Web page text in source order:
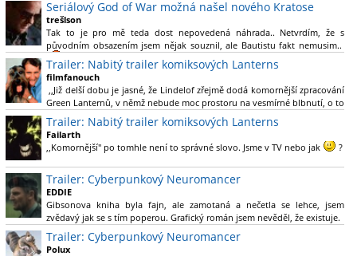
Seriálový God of War možná našel nového Kratose
trešlson
Tak to je pro mě teda dost nepovedená náhrada.. Netvrdím, že s
původním obsazením jsem nějak souznil, ale Bautistu fakt nemusim..
Trailer: Nabitý trailer komiksových Lanterns
filmfanouch
,,Již delší dobu je jasné, že Lindelof zřejmě dodá komornější zpracování
Green Lanternů, v němž nebude moc prostoru na vesmírné blbnutí, o to
více se ovšem bude moci nová adaptace odprostit třeba od filmového
Green Lanterna s Ryanem Reynoldsem.´´ Co je na tom
nesrozumitelného?
Trailer: Nabitý trailer komiksových Lanterns
Failarth
,,Komornější" po tomhle není to správné slovo. Jsme v TV nebo jak
?
Nebál bych se říct, že to vypadá skvěle jak po stránce kvantity materiálu,
tak i formou.
Výběr Ulricha Tomsena pro mě velké překvapení a velmi zajímavá volba
bravo.
Chandler je lepší a lepší s každou novou scénou.
Trailer: Cyberpunkový Neuromancer
EDDIE
Gibsonova kniha byla fajn, ale zamotaná a nečetla se lehce, jsem
zvědavý jak se s tím poperou. Grafický román jsem nevěděl, že existuje.
Trailer: Cyberpunkový Neuromancer
Polux